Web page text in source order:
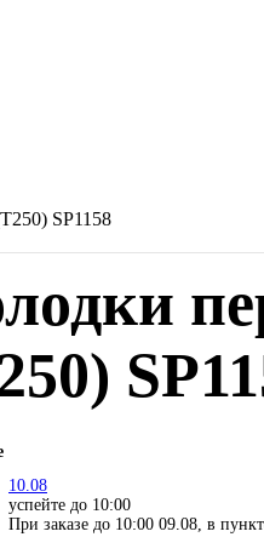
SP1158
10.08
успейте до 10:00
При заказе до 10:00 09.08, в